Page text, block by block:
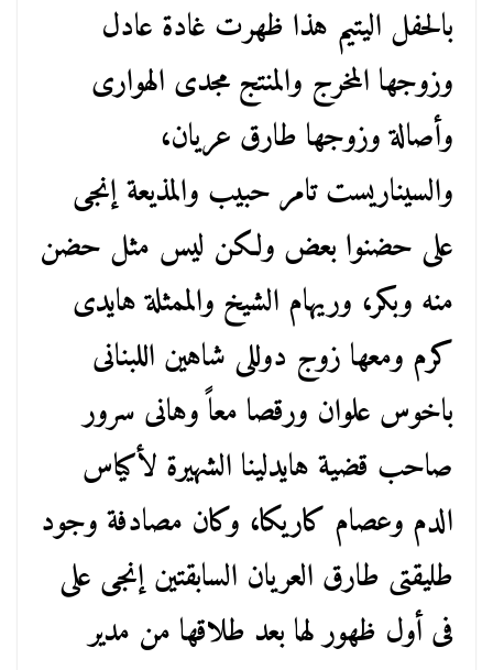
بالحفل اليتيم هذا ظهرت غادة عادل
وزوجها المخرج والمنتج مجدى الهوارى
وأصالة وزوجها طارق عريان،
والسيناريست تامر حبيب والمذيعة إنجى
على حضنوا بعض ولكن ليس مثل حضن
منه وبكر، وريهام الشيخ والممثلة هايدى
كرم ومعها زوج دوللى شاهين اللبنانى
باخوس علوان ورقصا معاً وهانى سرور
صاحب قضية هايدلينا الشهيرة لأكياس
الدم وعصام كاريكا، وكان مصادفة وجود
طليقتى طارق العريان السابقتين إنجى على
فى أول ظهور لها بعد طلاقها من مدير